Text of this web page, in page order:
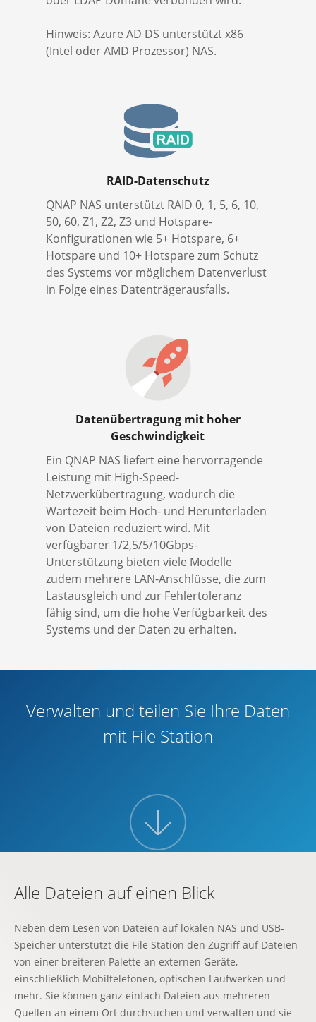
Hinweis: Azure AD DS unterstützt x86
(Intel oder AMD Prozessor) NAS.
RAID-Datenschutz
QNAP NAS unterstützt RAID 0, 1, 5, 6, 10,
50, 60, Z1, Z2, Z3 und Hotspare-
Konfigurationen wie 5+ Hotspare, 6+
Hotspare und 10+ Hotspare zum Schutz
des Systems vor möglichem Datenverlust
in Folge eines Datenträgerausfalls.
Datenübertragung mit hoher
Geschwindigkeit
Ein QNAP NAS liefert eine hervorragende
Leistung mit High-Speed-
Netzwerkübertragung, wodurch die
Wartezeit beim Hoch- und Herunterladen
von Dateien reduziert wird. Mit
verfügbarer 1/2,5/5/10Gbps-
Unterstützung bieten viele Modelle
zudem mehrere LAN-Anschlüsse, die zum
Lastausgleich und zur Fehlertoleranz
fähig sind, um die hohe Verfügbarkeit des
Systems und der Daten zu erhalten.
Verwalten und teilen Sie Ihre Daten
mit File Station
Alle Dateien auf einen Blick
Neben dem Lesen von Dateien auf lokalen NAS und USB-
Speicher unterstützt die File Station den Zugriff auf Dateien
von einer breiteren Palette an externen Geräte,
einschließlich Mobiltelefonen, optischen Laufwerken und
mehr. Sie können ganz einfach Dateien aus mehreren
Quellen an einem Ort durchsuchen und verwalten und sie